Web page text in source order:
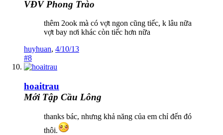
VĐV Phong Trào
thêm 2ook mà có vợt ngon cũng tiếc, k lâu nữa
vợt bay nơi khác còn tiếc hơn nữa
huyhuan, 4/10/13
#8
hoaitrau
Mới Tập Cầu Lông
thanks bác, nhưng khả năng của em chỉ đến đó
thôi.